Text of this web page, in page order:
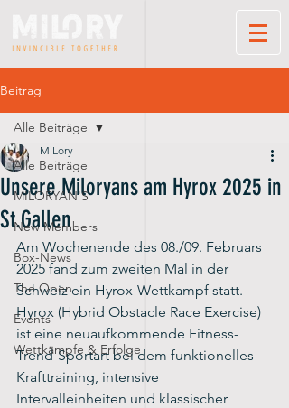
Beitrag
Alle Beiträge
MILORYAN'S
New Members
Box-News
The Open
Events
Wettkämpfe & Erfolge
Alle Beiträge
Unsere Miloryans am Hyrox 2025 in
St.Gallen
MiLory
Am Wochenende des 08./09. Februars
2025 fand zum zweiten Mal in der
Schweiz ein Hyrox-Wettkampf statt.
Hyrox (Hybrid Obstacle Race Exercise)
ist eine neuaufkommende Fitness-
Trend-Sportart bei dem funktionelles
Krafttraining, intensive
Intervalleinheiten und klassischer